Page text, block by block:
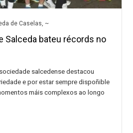
de Caselas, ~
Salceda bateu récords no
salcedense destacou
e por estar sempre dispoñible
máis complexos ao longo